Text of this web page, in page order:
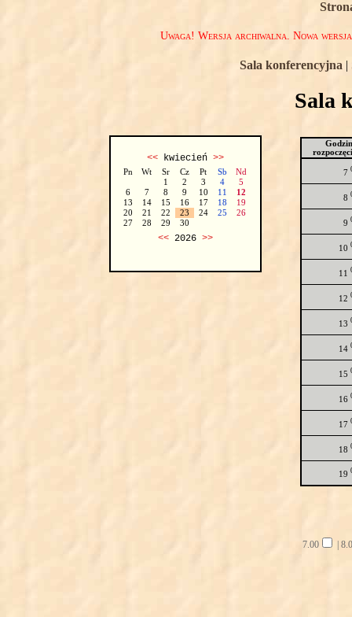
Uwaga! Wersja archiwalna. Nowa
Sala konferencyjna |
Sala
<<kwiecień >>
Pn Wt Sr Cz Pt Sb
Nd
1
2 3 4
5
6
7 8 9 10 11
12
13
14 15 16 17 18
19
20
21 22 23 24 25
26
27
28 29 30
<<2026 >>
7
8
9
10
11
12
13
14
15
16
17
18
19
7.00